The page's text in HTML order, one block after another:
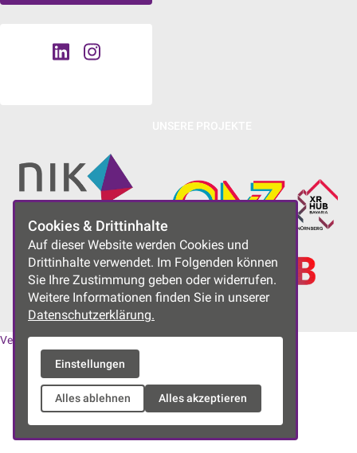
Vereinssatzung|Datenschutzerklärung|Impressum
Cookies & Drittinhalte
Auf dieser Website werden Cookies und
Drittinhalte verwendet. Im Folgenden können
Sie Ihre Zustimmung geben oder widerrufen.
Weitere Informationen finden Sie in unserer
Datenschutzerklärung.
Einstellungen
Alles ablehnen Alles akzeptieren